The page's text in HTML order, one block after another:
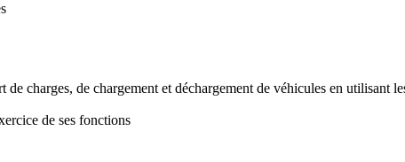
charges, de chargement et déchargement de véhicules en utilisant
de ses fonctions